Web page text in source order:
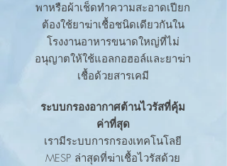
พาหรือผ้าเช็ดทำความสะอาดเปียก
ต้องใช้ยาฆ่าเชื้อชนิดเดียวกันใน
โรงงานอาหารขนาดใหญ่ที่ไม่
อนุญาตให้ใช้แอลกอฮอล์และยาฆ่า
เชื้อด้วยสารเคมี
ระบบกรองอากาศต้านไวรัสที่คุ้ม
ค่าที่สุด
เรามีระบบการกรองเทคโนโลยี
MESP ล่าสุดที่ฆ่าเชื้อไวรัสด้วย